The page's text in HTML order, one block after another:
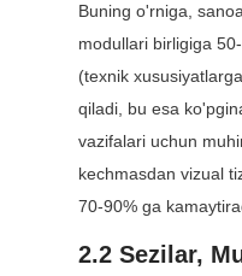
Buning o'rniga,
modullari birligiga
(texnik
qiladi, bu esa
vazifalari uchun
kechmasdan vizual
70-90% ga
2.2 Sezilar,